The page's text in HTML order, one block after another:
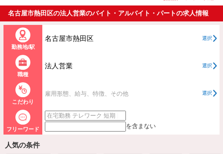
名古屋市熱田区の法人営業のバイト・アルバイト・パートの求人情報
一覧
勤務地/駅
名古屋市熱田区 選択
職種
法人営業 選択
こだわり
雇用形態、給与、特徴、その他 選択
フリーワード を含まない
人気の条件